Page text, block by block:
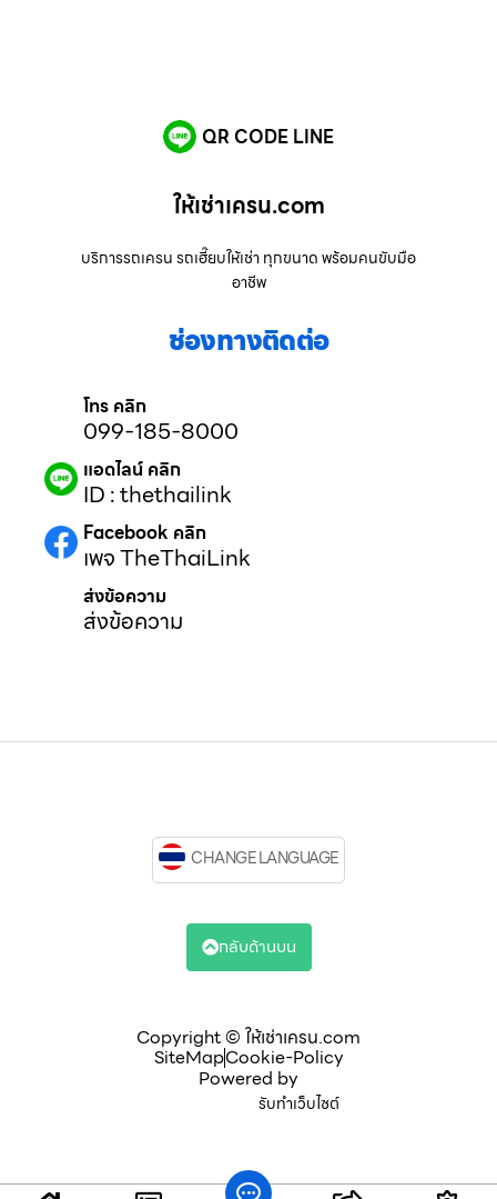
QR CODE LINE
ให้เช่าเครน.com
บริการรถเครน รถเฮี๊ยบให้เช่า ทุกขนาด พร้อมคนขับมือ
อาชีพ
ช่องทางติดต่อ
โทร คลิก
099-185-8000
แอดไลน์ คลิก
ID : thethailink
Facebook คลิก
เพจ TheThaiLink
ส่งข้อความ
ส่งข้อความ
Copyright © ให้เช่าเครน.com
SiteMapCookie-Policy
Powered by
รับทำเว็บไซต์
CHANGE LANGUAGE
กลับด้านบน